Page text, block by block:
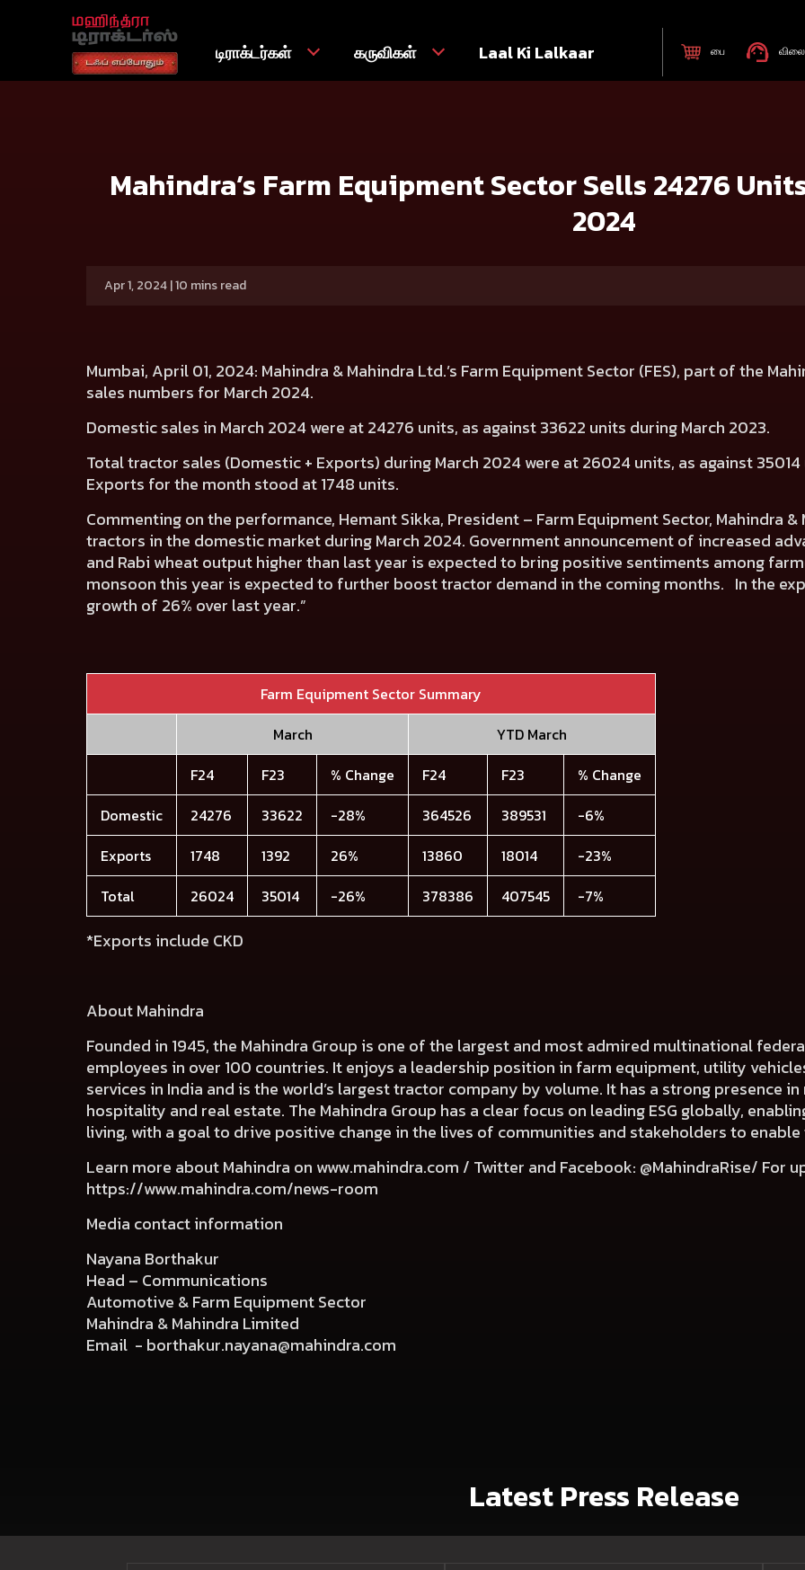
டிராக்டர்கள் கருவிகள் Laal Ki Lalkaar பை
Mahindra’s Farm Equipment Sector Sells 24276
2024
Apr 1, 2024 | 10 mins read
Mumbai, April 01, 2024: Mahindra & Mahindra Ltd.’s Farm Equipment Sector (FES), part of the
sales numbers for March 2024.
Domestic sales in March 2024 were at 24276 units, as against 33622 units during March 2023.
Total tractor sales (Domestic + Exports) during March 2024 were at 26024 units, as against
Exports for the month stood at 1748 units.
Commenting on the performance, Hemant Sikka, President – Farm Equipment Sector, Mahindra &
tractors in the domestic market during March 2024. Government announcement of increased
and Rabi wheat output higher than last year is expected to bring positive sentiments among
monsoon this year is expected to further boost tractor demand in the coming months. In the
growth of 26% over last year.”
Farm Equipment Sector Summary
March
YTD March
F24
F23 % Change F24 F23
% Change
Domestic
24276 33622 -28% 364526 389531
-6%
Exports
1748 1392 26% 13860 18014
-23%
Total
26024 35014 -26% 378386 407545 -7%
*Exports include CKD
About Mahindra
Founded in 1945, the Mahindra Group is one of the largest and most admired multinational
employees in over 100 countries. It enjoys a leadership position in farm equipment, utility
services in India and is the world’s largest tractor company by volume. It has a strong presence
hospitality and real estate. The Mahindra Group has a clear focus on leading ESG globally,
living, with a goal to drive positive change in the lives of communities and stakeholders to enable
Learn more about Mahindra on www.mahindra.com / Twitter and Facebook: @MahindraRise/ For
https://www.mahindra.com/news-room
Media contact information
Nayana Borthakur
Head – Communications
Automotive & Farm Equipment Sector
Mahindra & Mahindra Limited
Email - borthakur.nayana@mahindra.com
Latest Press Release